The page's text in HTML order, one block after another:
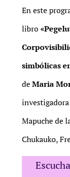
En este
libro
simbólicas
deMaria
Mapuche de
Chukauko,